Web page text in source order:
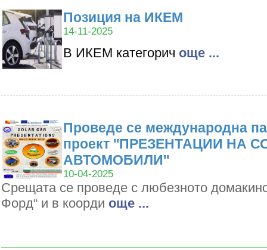
Позиция на ИКЕМ
14-11-2025
В ИКЕМ категорич oще ...
Проведе се международна
проект ''ПРЕЗЕНТАЦИИ НА
АВТОМОБИЛИ''
10-04-2025
Срещата се проведе с любезното
Форд“ и в коорди oще ...